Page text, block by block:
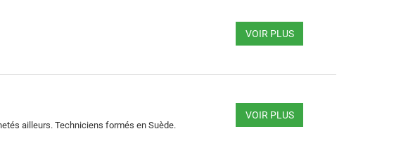
VOIR PLUS
ailleurs. Techniciens formés en Suède.
VOIR PLUS